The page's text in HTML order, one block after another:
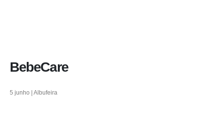
BebeCare
5 junho | Albufeira